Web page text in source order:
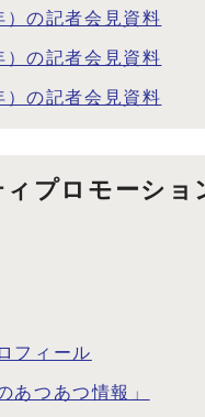
の記者会見資料
の記者会見資料
の記者会見資料
プロモーショ
フィール
あつあつ情報」